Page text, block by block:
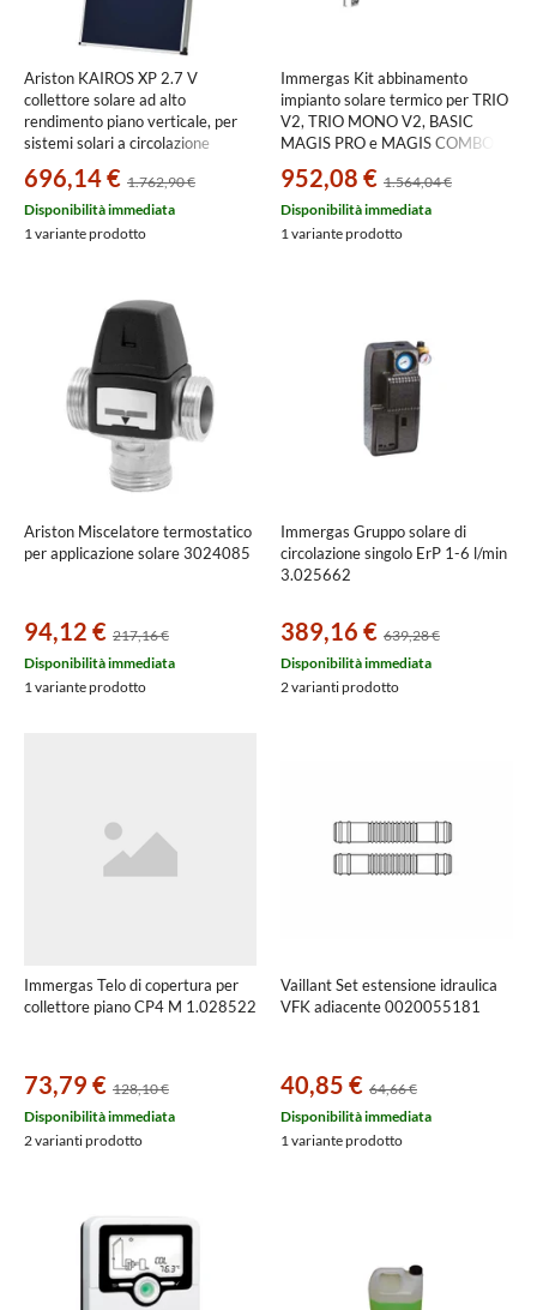
Ariston KAIROS XP 2.7 V
collettore solare ad alto
rendimento piano verticale, per
sistemi solari a circolazione
696,14 € 1.762,90 €
Disponibilità immediata
1 variante prodotto
Immergas Kit abbinamento
impianto solare termico per TRIO
V2, TRIO MONO V2, BASIC
MAGIS PRO e MAGIS COMBO
COMBO 3.024719
952,08 € 1.564,04 €
Disponibilità immediata
1 variante prodotto
Ariston Miscelatore termostatico
per applicazione solare 3024085
94,12 € 217,16 €
Disponibilità immediata
1 variante prodotto
Immergas Gruppo solare di
circolazione singolo ErP 1-6 l/min
3.025662
389,16 € 639,28 €
Disponibilità immediata
2 varianti prodotto
Immergas Telo di copertura per
collettore piano CP4 M 1.028522
73,79 € 128,10 €
Disponibilità immediata
2 varianti prodotto
Vaillant Set estensione idraulica
VFK adiacente 0020055181
40,85 € 64,66 €
Disponibilità immediata
1 variante prodotto